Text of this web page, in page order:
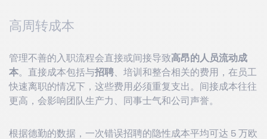
高周转成本
管理不善的入职流程会直接或间接导致高昂的人员流动成
本。直接成本包括与招聘 、培训和整合相关的费用，在员工
快速离职的情况下，这些费用必须重复支出。间接成本往往
更高，会影响团队生产力、同事士气和公司声誉。
根据德勤的数据，一次错误招聘的隐性成本平均可达 5 万欧